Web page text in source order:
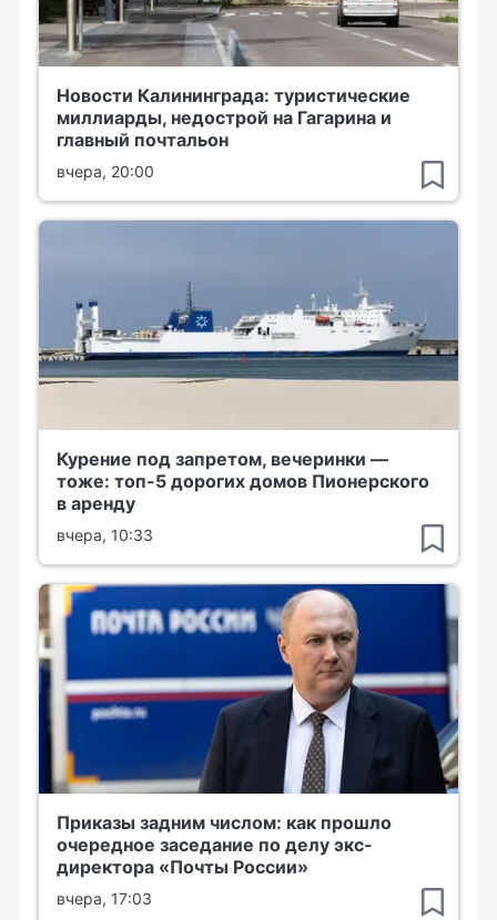
Новости Калининграда: туристические
миллиарды, недострой на Гагарина и
главный почтальон
вчера, 20:00
Курение под запретом, вечеринки —
тоже: топ-5 дорогих домов Пионерского
в аренду
вчера, 10:33
Приказы задним числом: как прошло
очередное заседание по делу экс-
директора «Почты России»
вчера, 17:03